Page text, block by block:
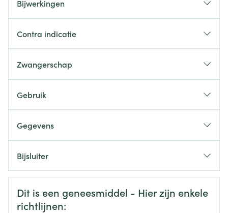
Bijwerkingen
Contra indicatie
Zwangerschap
Gebruik
Indien nodig, max. 100 mg, 1 x /dag
Aanbevolen dosis: 25 mg per dag
Max. 50 mg per dag
> 50 k
Aanbevolen dosis: 50 mg per dag
Gegevens
Organisaties Sandoz
Merken
Bijsluiter
Nederlands
Duits Frans
Veiligheidsinformatie
Dit is een geneesmiddel - Hier zijn enkele
richtlijnen: